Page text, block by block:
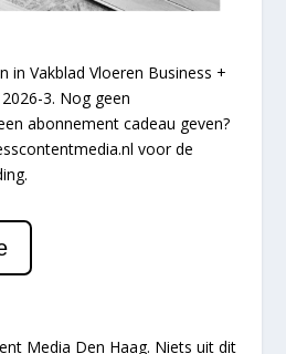
in Vakblad Vloeren Business +
3. Nog geen
abonnement cadeau geven?
voor de
Media Den Haag. Niets uit dit